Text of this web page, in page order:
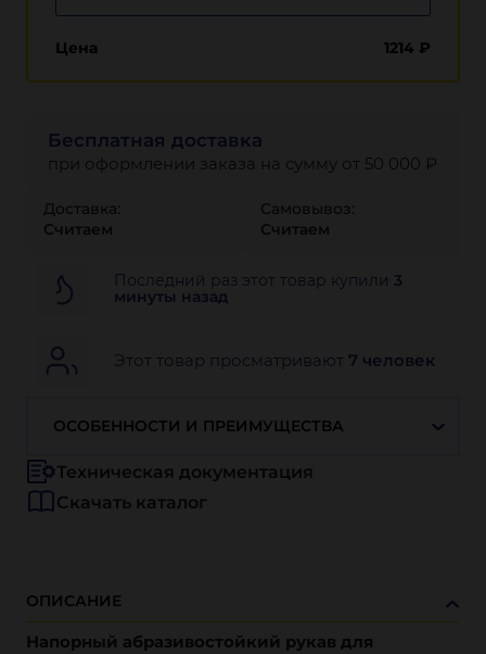
Цена 1214 ₽
Бесплатная доставка
при оформлении заказа на сумму от 50 000 ₽
Доставка:
Считаем
Самовывоз:
Считаем
Последний раз этот товар купили 3
минуты назад
Этот товар просматривают 7 человек
ОСОБЕННОСТИ И ПРЕИМУЩЕСТВА
Техническая документация
Скачать каталог
ОПИСАНИЕ
Напорный абразивостойкий рукав для